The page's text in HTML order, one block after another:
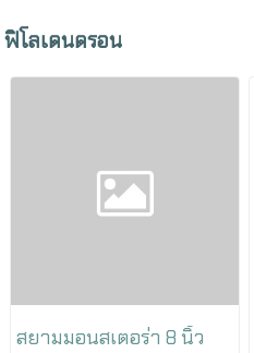
ฟิโลเดนดรอน
สยามมอนสเตอร่า 8 นิ้ว